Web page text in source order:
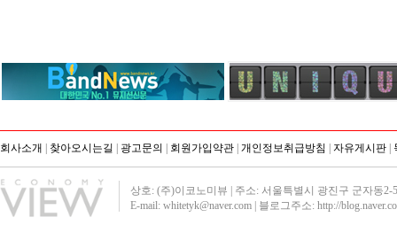
회사소개 찾아오시는길 광고문의 회원가입약관 개인정보취급방침 자유게시판
상호: (주)이코노미뷰 | 주소: 서울특별시 광진구 군자동2-
E-mail: whitetyk@naver.com | 블로그주소: http://